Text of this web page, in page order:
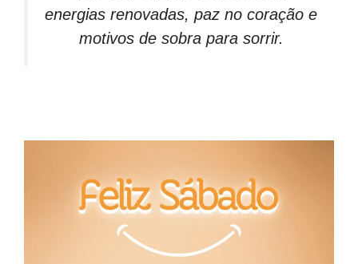
energias renovadas, paz no coração e
motivos de sobra para sorrir.